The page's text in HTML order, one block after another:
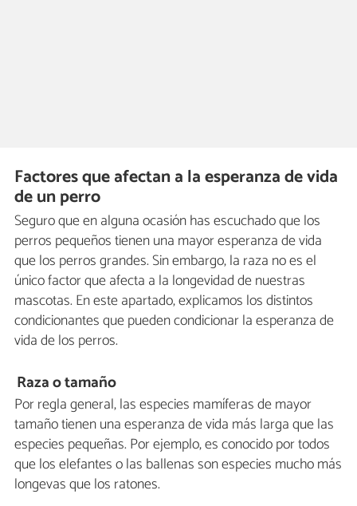
Factores que afectan a la esperanza de vida
de un perro
Seguro que en alguna ocasión has escuchado que los
perros pequeños tienen una mayor esperanza de vida
que los perros grandes. Sin embargo, la raza no es el
único factor que afecta a la longevidad de nuestras
mascotas. En este apartado, explicamos los distintos
condicionantes que pueden condicionar la esperanza de
vida de los perros.
Raza o tamaño
Por regla general, las especies mamíferas de mayor
tamaño tienen una esperanza de vida más larga que las
especies pequeñas. Por ejemplo, es conocido por todos
que los elefantes o las ballenas son especies mucho más
longevas que los ratones.